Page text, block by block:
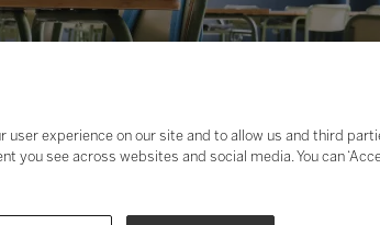
user experience on our site and to allow us and third
you see across websites and social media. You can